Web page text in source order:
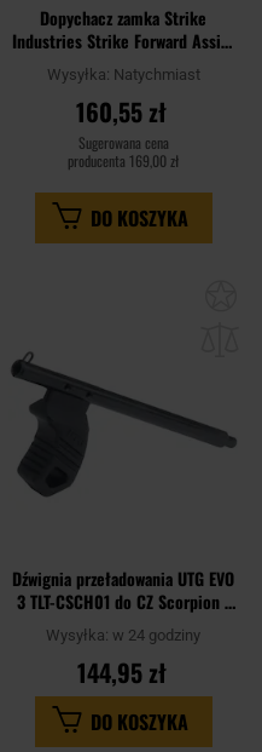
Dopychacz zamka Strike
Industries Strike Forward Assist
do karabinków AR - Red
Wysyłka: Natychmiast
160,55 zł
Sugerowana cena
producenta 169,00 zł
DO KOSZYKA
schowka
Dźwignia przeładowania UTG EVO
3 TLT-CSCH01 do CZ Scorpion -
Black
Wysyłka: w 24 godziny
144,95 zł
DO KOSZYKA